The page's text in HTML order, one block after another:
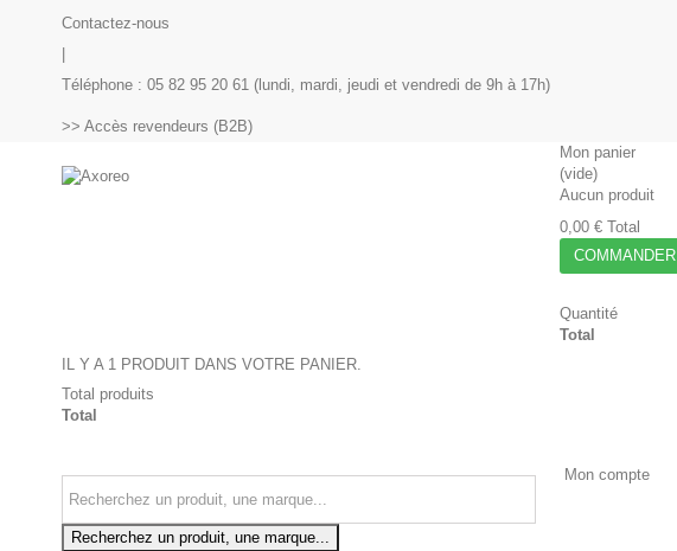
Contactez-nous
Téléphone : 05 82 95 20 61 (lundi, mardi, jeudi et vendredi de 9h à 17h)
>> Accès revendeurs (B2B)
Mon panier
(vide)
Aucun produit
0,00 € Total
COMMANDER
Quantité
Total
IL Y A 1 PRODUIT DANS VOTRE PANIER.
Total produits
Total
Recherchez un produit, une marque...
Mon compte